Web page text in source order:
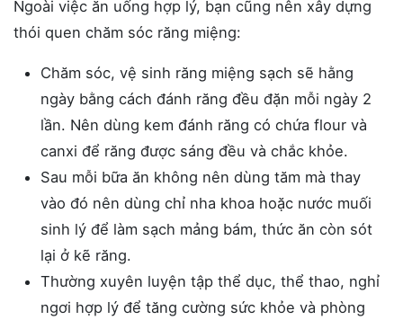
Ngoài việc ăn uống hợp lý, bạn cũng nên xây dựng
thói quen chăm sóc răng miệng:
Chăm sóc, vệ sinh răng miệng sạch sẽ hằng
ngày bằng cách đánh răng đều đặn mỗi ngày 2
lần. Nên dùng kem đánh răng có chứa flour và
canxi để răng được sáng đều và chắc khỏe.
Sau mỗi bữa ăn không nên dùng tăm mà thay
vào đó nên dùng chỉ nha khoa hoặc nước muối
sinh lý để làm sạch mảng bám, thức ăn còn sót
lại ở kẽ răng.
Thường xuyên luyện tập thể dục, thể thao, nghỉ
ngơi hợp lý để tăng cường sức khỏe và phòng